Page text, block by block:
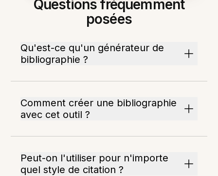
Questions fréquemment
posées
Qu'est-ce qu'un générateur de
bibliographie ?
Comment créer une bibliographie
avec cet outil ?
Peut-on l'utiliser pour n'importe
quel style de citation ?